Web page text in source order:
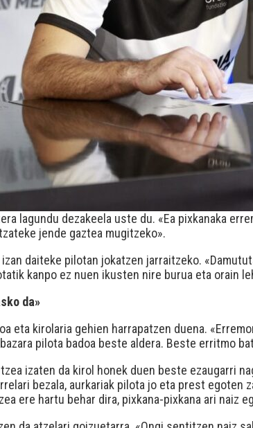
lagundu dezakeela uste du. «Ea pixkanaka
jende gaztea mugitzeko».
daiteke pilotan jokatzen jarraitzeko.
kanpo ez nuen ikusten nire burua eta orain
da»
eta kirolaria gehien harrapatzen duena.
pilota badoa beste aldera. Beste erritmo
izaten da kirol honek duen beste ezaugarri
bezala, aurkariak pilota jo eta prest
ere hartu behar dira, pixkana-pixkana ari naiz